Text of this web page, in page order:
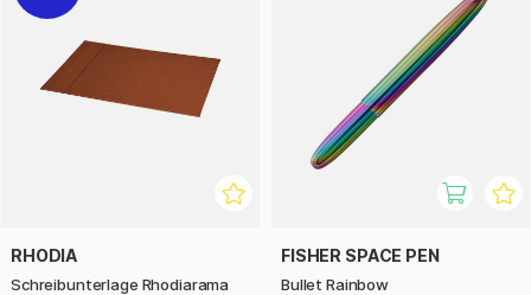
RHODIA
Schreibunterlage Rhodiarama
FISHER SPACE PEN
Bullet Rainbow